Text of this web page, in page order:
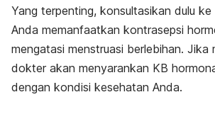
Yang terpenting, konsultasikan dulu
Anda memanfaatkan kontrasepsi
mengatasi menstruasi berlebihan. Jika
dokter akan menyarankan KB
dengan kondisi kesehatan Anda.